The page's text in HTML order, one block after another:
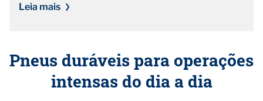
Leia mais
Pneus duráveis para operações
intensas do dia a dia